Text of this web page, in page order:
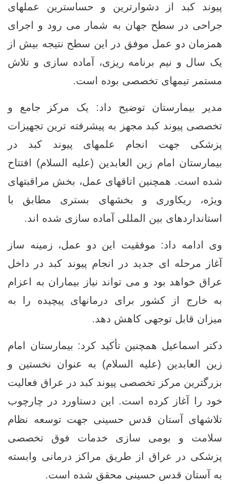
پیوند کبد از دشوارترین و حساسترین عملهای
جراحی در سطح جهان به شمار می ‌رود و اجرای
همزمان دو عمل موفق در این سطح نتیجه بیش از
یک ‌سال و نیم برنامه‌ ریزی، آماده ‌سازی و تلاش
مستمر تیمهای تخصصی بوده است.
مدیر بیمارستان توضیح داد: یک مرکز جامع و
تخصصی پیوند کبد مجهز به پیشرفته‌ ترین تجهیزات
پزشکی جهت انجام علمهای پیوند کبد در
بیمارستان امام زین العابدین (علیه السلام) افتتاح
شده است. همچنین اتاقهای عمل، بخش مراقبتهای
ویژه، ریکاوری و بخشهای بستری مطابق با
استانداردهای بین ‌المللی آماده ‌سازی شده اند.
وی ادامه داد: موفقیت این دو عمل، زمینه ‌ساز
آغاز مرحله ‌ای جدید در انجام پیوند کبد در داخل
عراق خواهد بود و می ‌تواند نیاز بیماران به اعزام
به خارج از کشور برای درمانهای پیچیده را به
میزان قابل توجهی کاهش دهد.
دکتر اسماعیل همچنین تأکید کرد: بیمارستان امام
زین‌ العابدین (علیه السلام) به‌ عنوان نخستین و
بزرگترین مرکز تخصصی پیوند کبد در عراق فعالیت
خود را آغاز کرده است. این دستاورد در چارچوب
تلاشهای آستان قدس حسینی جهت توسعه نظام
سلامت و بومی ‌سازی خدمات فوق تخصصی
پزشکی در عراق از طریق مراکز درمانی وابسته
به آستان قدس حسینی محقق شده است.